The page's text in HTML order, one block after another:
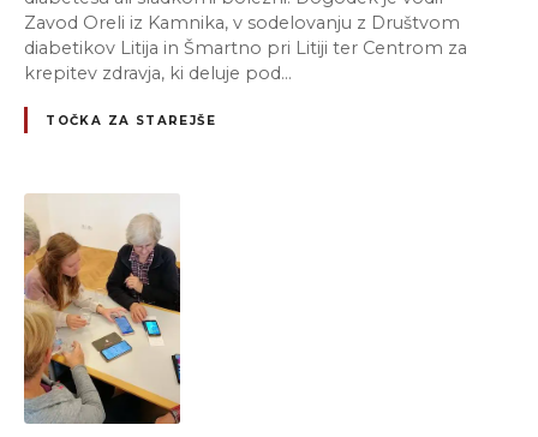
Zavod Oreli iz Kamnika, v sodelovanju z Društvom
diabetikov Litija in Šmartno pri Litiji ter Centrom za
krepitev zdravja, ki deluje pod…
TOČKA ZA STAREJŠE